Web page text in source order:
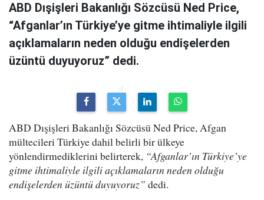
ABD Dışişleri Bakanlığı Sözcüsü Ned Price,
“Afganlar’ın Türkiye’ye gitme ihtimaliyle ilgili
açıklamaların neden olduğu endişelerden
üzüntü duyuyoruz” dedi.
ABD Dışişleri Bakanlığı Sözcüsü Ned Price, Afgan
mültecileri Türkiye dahil belirli bir ülkeye
yönlendirmediklerini belirterek, “Afganlar’ın Türkiye’ye
gitme ihtimaliyle ilgili açıklamaların neden olduğu
endişelerden üzüntü duyuyoruz” dedi.